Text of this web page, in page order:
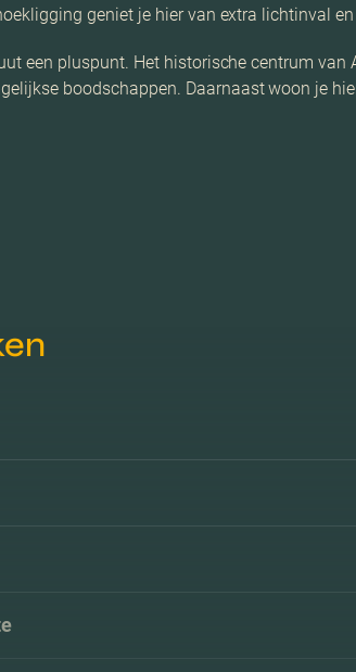
geniet je hier van extra lichtinval
een pluspunt. Het historische centrum
boodschappen. Daarnaast woon je